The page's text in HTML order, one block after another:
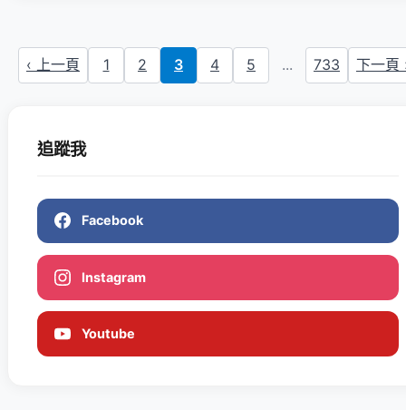
‹ 上一頁 1 2 3 4 5 ... 733 下一頁
追蹤我
Facebook
Instagram
Youtube